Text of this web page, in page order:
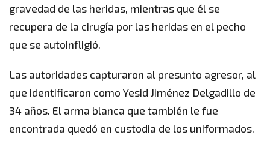
gravedad de las heridas, mientras que él se
recupera de la cirugía por las heridas en el pecho
que se autoinfligió.
Las autoridades capturaron al presunto agresor, al
que identificaron como Yesid Jiménez Delgadillo de
34 años. El arma blanca que también le fue
encontrada quedó en custodia de los uniformados.